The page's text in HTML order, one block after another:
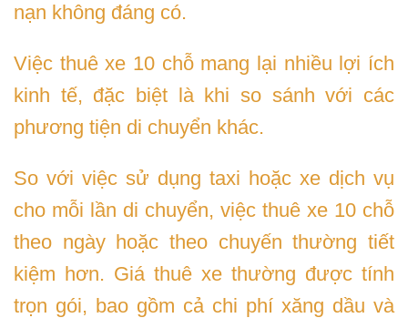
nạn không đáng có.
Việc thuê xe 10 chỗ mang lại nhiều lợi ích
kinh tế, đặc biệt là khi so sánh với các
phương tiện di chuyển khác.
So với việc sử dụng taxi hoặc xe dịch vụ
cho mỗi lần di chuyển, việc thuê xe 10 chỗ
theo ngày hoặc theo chuyến thường tiết
kiệm hơn. Giá thuê xe thường được tính
trọn gói, bao gồm cả chi phí xăng dầu và